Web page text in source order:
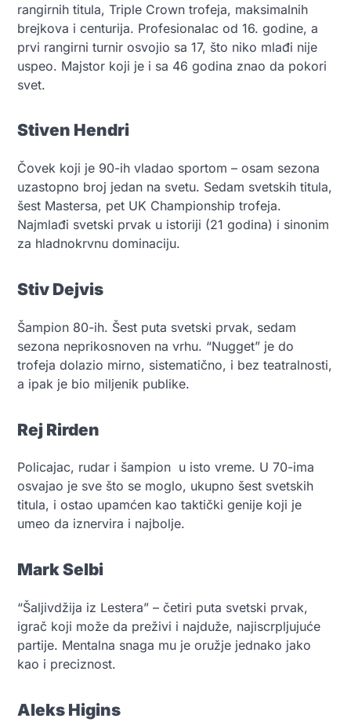
rangirnih titula, Triple Crown trofeja, maksimalnih
brejkova i centurija. Profesionalac od 16. godine, a
prvi rangirni turnir osvojio sa 17, što niko mlađi nije
uspeo. Majstor koji je i sa 46 godina znao da pokori
svet.
Stiven Hendri
Čovek koji je 90-ih vladao sportom – osam sezona
uzastopno broj jedan na svetu. Sedam svetskih titula,
šest Mastersa, pet UK Championship trofeja.
Najmlađi svetski prvak u istoriji (21 godina) i sinonim
za hladnokrvnu dominaciju.
Stiv Dejvis
Šampion 80-ih. Šest puta svetski prvak, sedam
sezona neprikosnoven na vrhu. “Nugget” je do
trofeja dolazio mirno, sistematično, i bez teatralnosti,
a ipak je bio miljenik publike.
Rej Rirden
Policajac, rudar i šampion u isto vreme. U 70-ima
osvajao je sve što se moglo, ukupno šest svetskih
titula, i ostao upamćen kao taktički genije koji je
umeo da iznervira i najbolje.
Mark Selbi
“Šaljivdžija iz Lestera” – četiri puta svetski prvak,
igrač koji može da preživi i najduže, najiscrpljujuće
partije. Mentalna snaga mu je oružje jednako jako
kao i preciznost.
Aleks Higins